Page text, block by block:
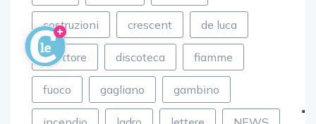
costruzioni crescent de luca
direttore discoteca fiamme
fuoco gagliano gambino